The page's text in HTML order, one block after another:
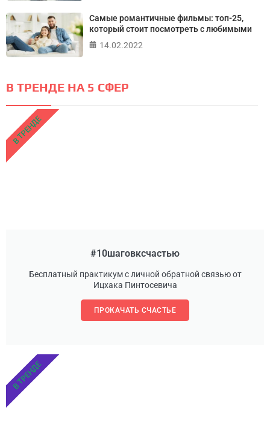
Самые романтичные фильмы: топ-25,
который стоит посмотреть с любимыми
14.02.2022
В ТРЕНДЕ НА 5 СФЕР
#10шаговксчастью
Бесплатный практикум с личной обратной связью от
Ицхака Пинтосевича
ПРОКАЧАТЬ СЧАСТЬЕ
В ТРЕНДЕ
В ТРЕНДЕ